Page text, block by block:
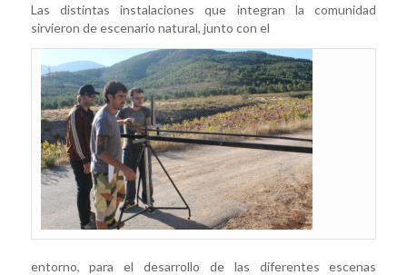
Las distintas instalaciones que integran la comunidad
sirvieron de escenario natural, junto con el
entorno, para el desarrollo de las diferentes escenas